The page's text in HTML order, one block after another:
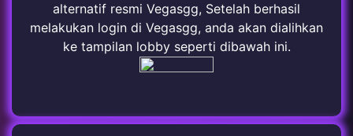
alternatif resmi Vegasgg, Setelah berhasil
melakukan login di Vegasgg, anda akan dialihkan
ke tampilan lobby seperti dibawah ini.